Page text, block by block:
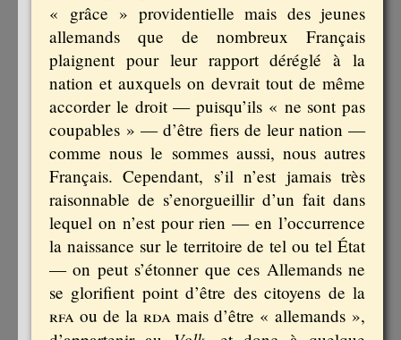
« grâce » providentielle mais des jeunes
allemands que de nombreux Français
plaignent pour leur rapport déréglé à la
nation et auxquels on devrait tout de même
accorder le droit — puisqu’ils « ne sont pas
coupables » — d’être fiers de leur nation —
comme nous le sommes aussi, nous autres
Français. Cependant, s’il n’est jamais très
raisonnable de s’enorgueillir d’un fait dans
lequel on n’est pour rien — en l’occurrence
la naissance sur le territoire de tel ou tel État
— on peut s’étonner que ces Allemands ne
se glorifient point d’être des citoyens de la
rfa ou de la rda mais d’être « allemands »,